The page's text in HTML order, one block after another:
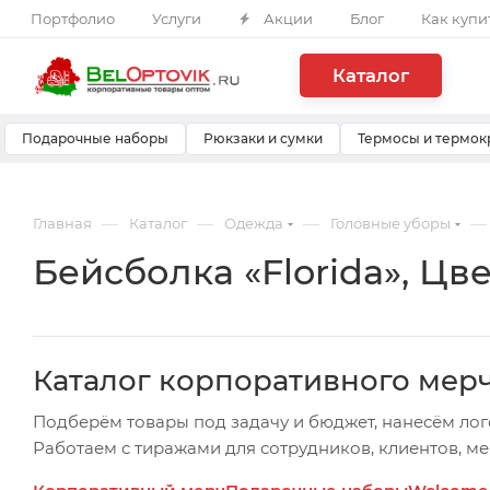
Портфолио Услуги Акции Блог Как
Каталог
Подарочные наборы Рюкзаки и сумки Термосы и
Главная — Каталог — Одежда — Головные уборы —
Бейсболка «Florida»,
Каталог корпоративного
Подберём товары под задачу и бюджет, нанесём
Работаем с тиражами для сотрудников, клиентов,